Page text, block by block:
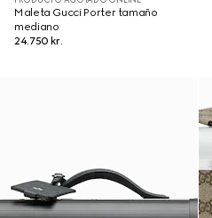
Maleta Gucci Porter tamaño
mediano
24.750 kr.